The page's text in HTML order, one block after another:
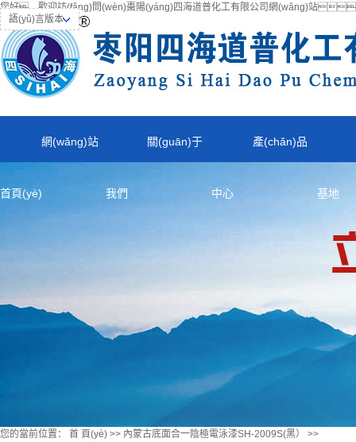
您好，歡迎訪(fǎng)問(wèn)棗陽(yáng)四海道普化工有限公司網(wǎng)站
語(yǔ)言版本
網(wǎng)站
首頁(yè)
關(guān)于
我們
產(chǎn)品
中心 基地
您的當前位置： 首 頁(yè) >> 內蒙古底面合一陰極電泳漆SH-2009S(黑） >>